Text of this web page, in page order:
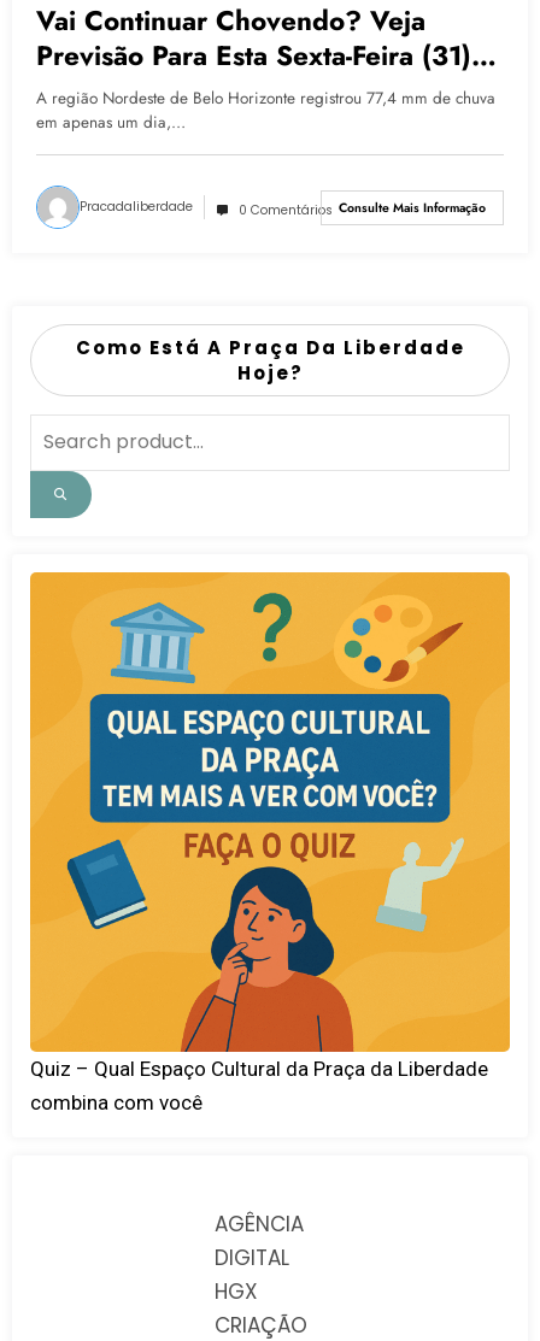
Vai Continuar Chovendo? Veja
Previsão Para Esta Sexta-Feira (31)
Em Belo Horizonte
A região Nordeste de Belo Horizonte registrou 77,4 mm de chuva
em apenas um dia,…
Pracadaliberdade 0 Comentários Consulte Mais Informação
Como Está A Praça Da Liberdade
Hoje?
Quiz – Qual Espaço Cultural da Praça da Liberdade
combina com você
AGÊNCIA
DIGITAL
HGX
CRIAÇÃO